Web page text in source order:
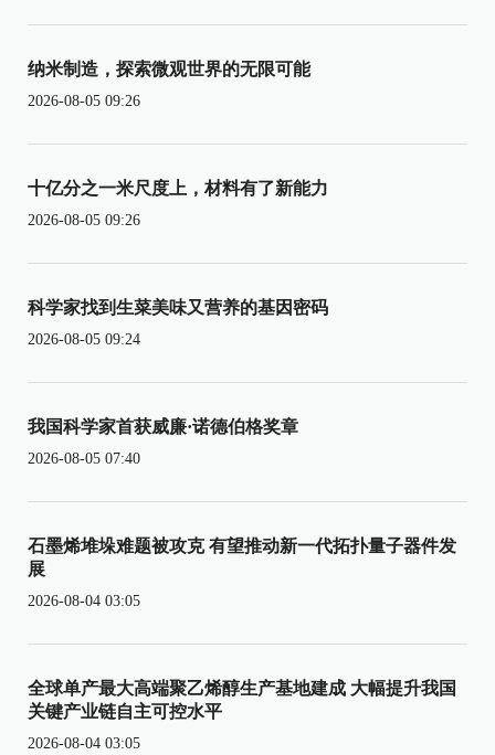
纳米制造，探索微观世界的无限可能
2026-08-05 09:26
十亿分之一米尺度上，材料有了新能力
2026-08-05 09:26
科学家找到生菜美味又营养的基因密码
2026-08-05 09:24
我国科学家首获威廉·诺德伯格奖章
2026-08-05 07:40
石墨烯堆垛难题被攻克 有望推动新一代拓扑量子器件发
展
2026-08-04 03:05
全球单产最大高端聚乙烯醇生产基地建成 大幅提升我国
关键产业链自主可控水平
2026-08-04 03:05